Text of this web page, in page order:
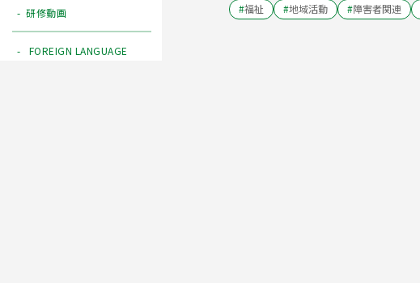
研修動画
FOREIGN LANGUAGE
#福祉 #地域活動 #障害者関連